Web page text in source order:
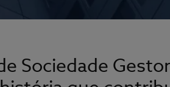
Sociedade